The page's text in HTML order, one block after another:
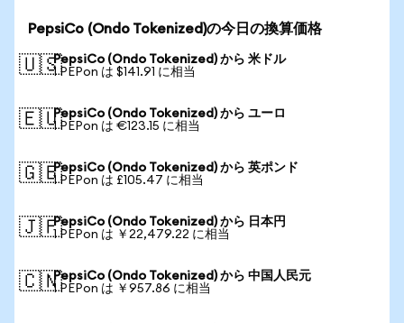
PepsiCo (Ondo Tokenized)の今日の換算価格
🇺🇸PepsiCo (Ondo Tokenized) から 米ドル
1 PEPon は $141.91 に相当
🇪🇺PepsiCo (Ondo Tokenized) から ユーロ
1 PEPon は €123.15 に相当
🇬🇧PepsiCo (Ondo Tokenized) から 英ポンド
1 PEPon は £105.47 に相当
🇯🇵PepsiCo (Ondo Tokenized) から 日本円
1 PEPon は ￥22,479.22 に相当
🇨🇳PepsiCo (Ondo Tokenized) から 中国人民元
1 PEPon は ￥957.86 に相当